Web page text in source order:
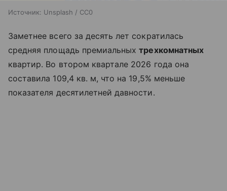
Источник: Unsplash / CC0
Заметнее всего за десять лет сократилась
средняя площадь премиальныхтрехкомнатных
квартир. Во втором квартале 2026 года она
составила 109,4 кв. м, что на 19,5% меньше
показателя десятилетней давности.